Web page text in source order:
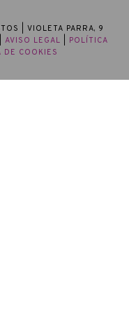
| VIOLETA PARRA, 9
AVISO LEGAL
POLÍTICA
DE COOKIES